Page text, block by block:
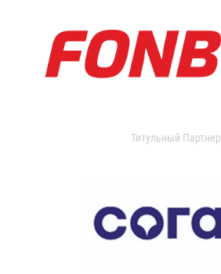
Титульный Партнер